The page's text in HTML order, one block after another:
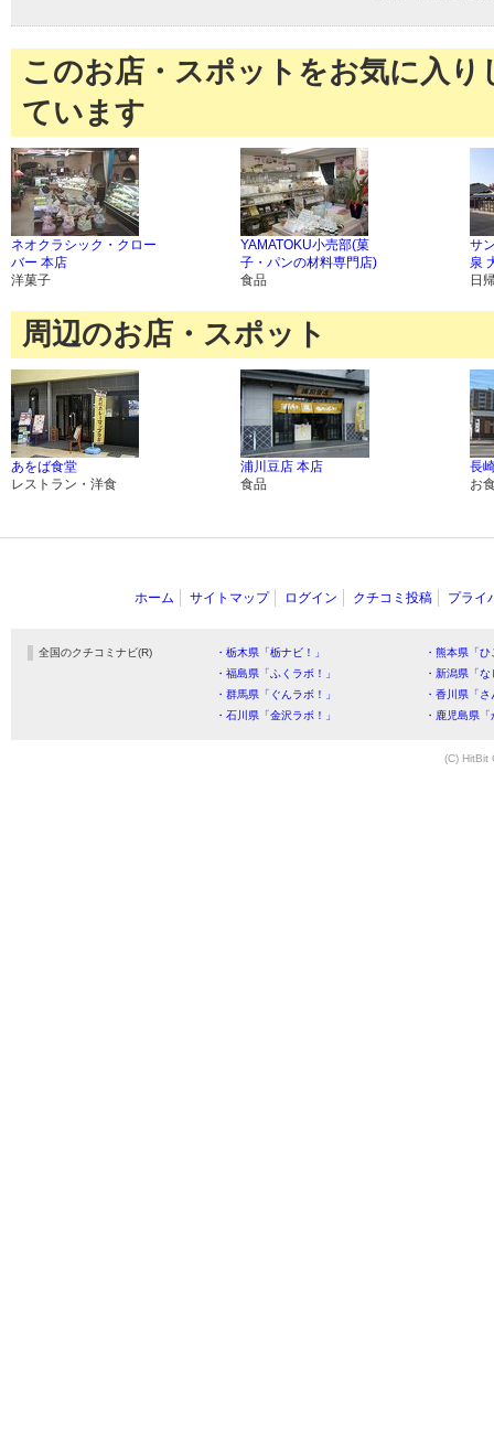
このお店・スポットをお気に入
ています
ネオクラシック・クロー
バー 本店
洋菓子
YAMATOKU小売部(菓
子・パンの材料専門店)
食品
サ
泉
日
周辺のお店・スポット
あをば食堂
レストラン・洋食
浦川豆店 本店
食品
長
お
ホーム サイトマップ ログイン クチコミ投稿 プライ
全国のクチコミナビ(R) ・栃木県「栃ナビ！」
・熊本県「
・福島県「ふくラボ！」
・新潟県「
・群馬県「ぐんラボ！」
・香川県「
・石川県「金沢ラボ！」
・鹿児島県
(C) HitBit